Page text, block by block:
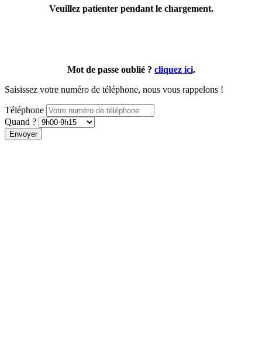
Veuillez patienter pendant le chargement.
Mot de passe oublié ? cliquez ici.
Saisissez votre numéro de téléphone, nous vous rappelons !
Téléphone
Quand ?
Envoyer